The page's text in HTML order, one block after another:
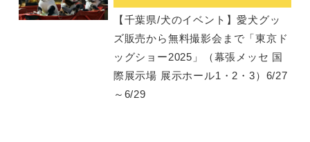
【千葉県/犬のイベント】愛犬グッ
ズ販売から無料撮影会まで「東京ド
ッグショー2025」（幕張メッセ 国
際展示場 展示ホール1・2・3）6/27
～6/29